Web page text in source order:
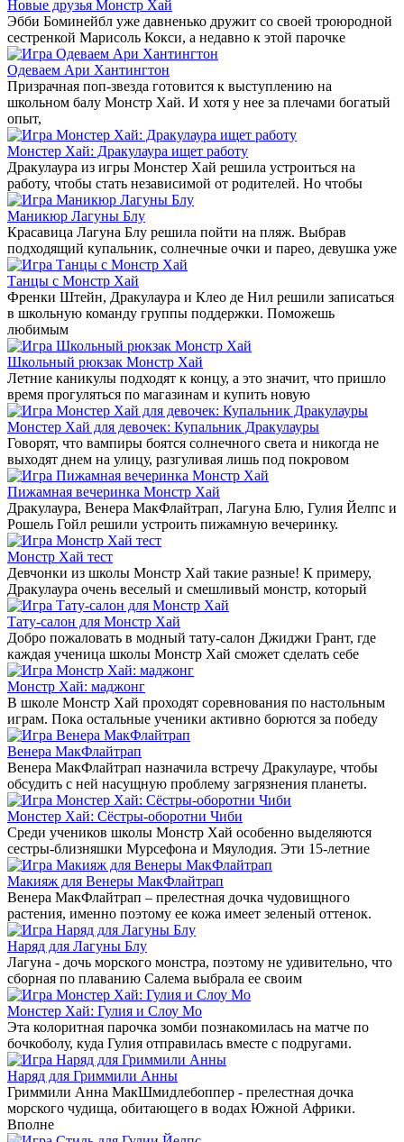
Новые друзья Монстр Хай
Эбби Боминейбл уже давненько дружит со своей троюродной
сестренкой Марисоль Кокси, а недавно к этой парочке
Одеваем Ари Хантингтон
Призрачная поп-звезда готовится к выступлению на
школьном балу Монстр Хай. И хотя у нее за плечами богатый
опыт,
Монстер Хай: Дракулаура ищет работу
Дракулаура из игры Монстер Хай решила устроиться на
работу, чтобы стать независимой от родителей. Но чтобы
Маникюр Лагуны Блу
Красавица Лагуна Блу решила пойти на пляж. Выбрав
подходящий купальник, солнечные очки и парео, девушка уже
Танцы с Монстр Хай
Френки Штейн, Дракулаура и Клео де Нил решили записаться
в школьную команду группы поддержки. Поможешь
любимым
Школьный рюкзак Монстр Хай
Летние каникулы подходят к концу, а это значит, что пришло
время прогуляться по магазинам и купить новую
Монстер Хай для девочек: Купальник Дракулауры
Говорят, что вампиры боятся солнечного света и никогда не
выходят днем на улицу, разгуливая лишь под покровом
Пижамная вечеринка Монстр Хай
Дракулаура, Венера МакФлайтрап, Лагуна Блю, Гулия Йелпс и
Рошель Гойл решили устроить пижамную вечеринку.
Монстр Хай тест
Девчонки из школы Монстр Хай такие разные! К примеру,
Дракулаура очень веселый и смешливый монстр, который
Тату-салон для Монстр Хай
Добро пожаловать в модный тату-салон Джиджи Грант, где
каждая ученица школы Монстр Хай сможет сделать себе
Монстр Хай: маджонг
В школе Монстр Хай проходят соревнования по настольным
играм. Пока остальные ученики активно борются за победу
Венера МакФлайтрап
Венера МакФлайтрап назначила встречу Дракулауре, чтобы
обсудить с ней насущную проблему загрязнения планеты.
Монстер Хай: Сёстры-оборотни Чиби
Среди учеников школы Монстр Хай особенно выделяются
сестры-близняшки Мурсефона и Мяулодия. Эти 15-летние
Макияж для Венеры МакФлайтрап
Венера МакФлайтрап – прелестная дочка чудовищного
растения, именно поэтому ее кожа имеет зеленый оттенок.
Наряд для Лагуны Блу
Лагуна - дочь морского монстра, поэтому не удивительно, что
сборная по плаванию Салема выбрала ее своим
Монстер Хай: Гулия и Слоу Мо
Эта колоритная парочка зомби познакомилась на матче по
бочкоболу, куда Гулия отправилась вместе с подругами.
Наряд для Гриммили Анны
Гриммили Анна МакШмидлебоппер - прелестная дочка
морского чудища, обитающего в водах Южной Африки.
Вполне